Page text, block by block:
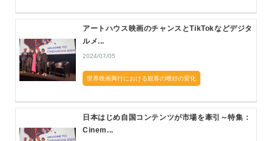
アートハウス映画のチャンスとTikTokなどデジタ
ルメ...
2024/07/05
世界映画興行における観客の嗜好の変化
日本はじめ自国コンテンツが市場を牽引～特集：
Cinem...